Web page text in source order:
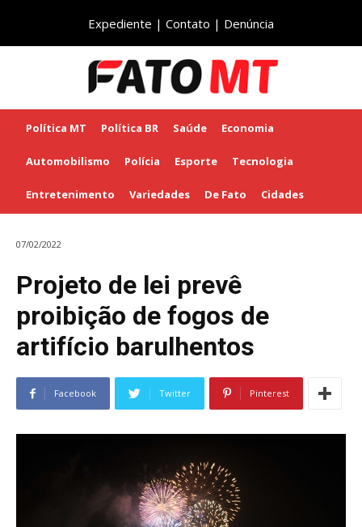
Expediente | Contato | Denúncia
Política MT Política BR Saúde Economia
Automobilismo Polícia Esporte Tecnologia
Entretenimento Variedades De Fato Cidades
07/02/2022
Projeto de lei prevê
proibição de fogos de
artifício barulhentos
Facebook Twitter Pinterest